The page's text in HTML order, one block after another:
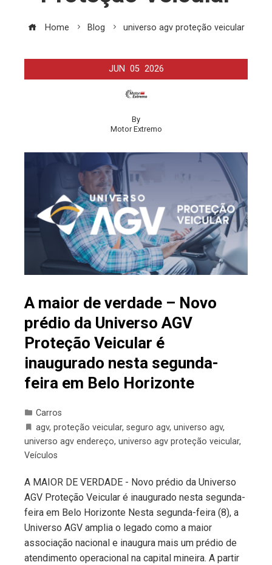
Home Blog universo agv proteção veicular
JUN 05 2026
By
Motor Extremo
A maior de verdade – Novo
prédio da Universo AGV
Proteção Veicular é
inaugurado nesta segunda-
feira em Belo Horizonte
Carros
agv, proteção veicular, seguro agv, universo agv,
universo agv endereço, universo agv proteção veicular,
Veículos
A MAIOR DE VERDADE - Novo prédio da Universo
AGV Proteção Veicular é inaugurado nesta segunda-
feira em Belo Horizonte Nesta segunda-feira (8), a
Universo AGV amplia o legado como a maior
associação nacional e inaugura mais um prédio de
atendimento operacional na capital mineira. A partir